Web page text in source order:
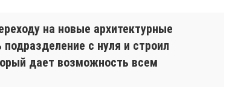
на новые архитектурные
с нуля и строил
дает возможность всем